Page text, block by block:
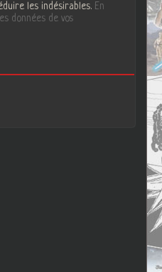
les indésirables. En
données de vos